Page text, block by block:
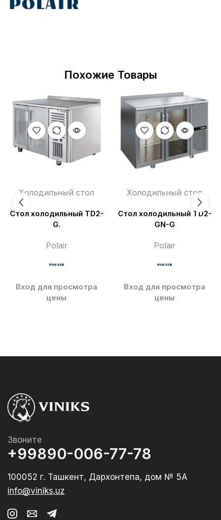
Похожие Товары
Холодильный стол
Стол холодильный TD2-
G.
Polair
Вход для просмотра
цены
Холодильный стол
Стол холодильный TD2-
GN-G
Polair
Вход для просмотра
цены
Звоните
+99890-006-77-78
100052 г. Ташкент, Дархонтепа, дом № 5А
info@viniks.uz